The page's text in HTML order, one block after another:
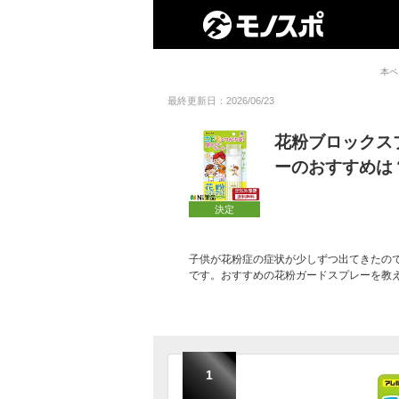
本
最終更新日：2026/06/23
決定
花粉ブロックス
ーのおすすめは
子供が花粉症の症状が少しずつ出てきたの
です。おすすめの花粉ガードスプレーを教
1